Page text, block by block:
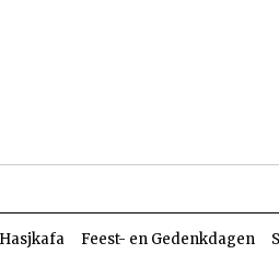
Hasjkafa Feest- en Gedenkdagen